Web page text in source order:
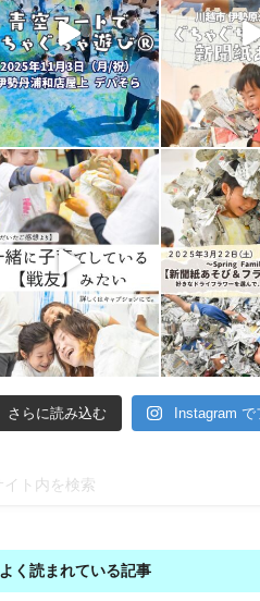
さらに読み込む Instagram で
よく読まれている記事